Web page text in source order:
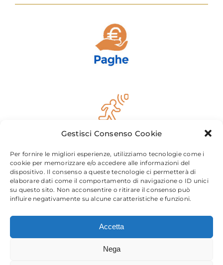
Gestisci Consenso Cookie
Per fornire le migliori esperienze, utilizziamo tecnologie come i
cookie per memorizzare e/o accedere alle informazioni del
dispositivo. Il consenso a queste tecnologie ci permetterà di
elaborare dati come il comportamento di navigazione o ID unici
su questo sito. Non acconsentire o ritirare il consenso può
influire negativamente su alcune caratteristiche e funzioni.
Accetta
Nega